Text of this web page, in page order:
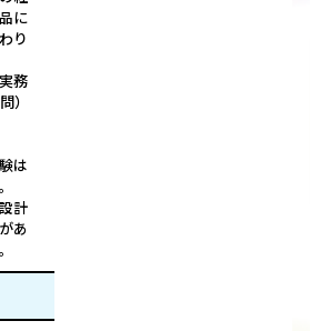
に
り
務
）
は
計
あ